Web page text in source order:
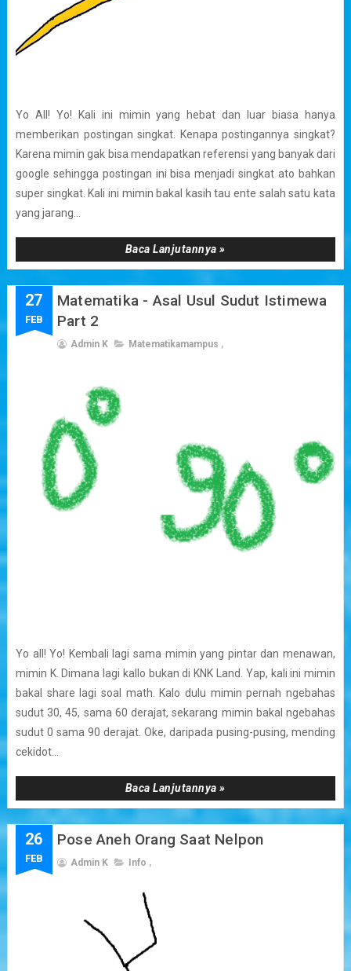
Yo All! Yo! Kali ini mimin yang hebat dan luar biasa hanya
memberikan postingan singkat. Kenapa postingannya singkat?
Karena mimin gak bisa mendapatkan referensi yang banyak dari
google sehingga postingan ini bisa menjadi singkat ato bahkan
super singkat. Kali ini mimin bakal kasih tau ente salah satu kata
yang jarang...
Baca Lanjutannya »
27
FEB
Matematika - Asal Usul Sudut Istimewa
Part 2
Admin K Matematikamampus ,
Yo all! Yo! Kembali lagi sama mimin yang pintar dan menawan,
mimin K. Dimana lagi kallo bukan di KNK Land. Yap, kali ini mimin
bakal share lagi soal math. Kalo dulu mimin pernah ngebahas
sudut 30, 45, sama 60 derajat, sekarang mimin bakal ngebahas
sudut 0 sama 90 derajat. Oke, daripada pusing-pusing, mending
cekidot...
Baca Lanjutannya »
26
FEB
Pose Aneh Orang Saat Nelpon
Admin K Info ,